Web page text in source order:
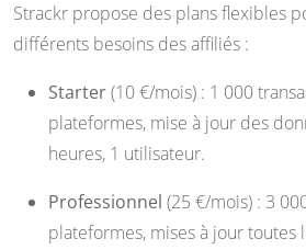
Strackr propose des plans flexibles
différents besoins des affiliés :
Starter(10 €/mois) : 1 000
plateformes, mise à jour des
heures, 1 utilisateur.
Professionnel (25 €/mois) : 3
plateformes, mises à jour toutes